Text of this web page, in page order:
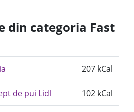
din categoria Fast
207 kCal
de pui Lidl 102 kCal